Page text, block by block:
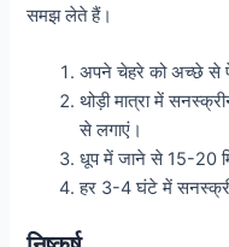
समझ लेते हैं।
अपने चेहरे को अच्छे से
थोड़ी मात्रा में
से लगाएं।
धूप में जाने से 15-20
हर 3-4 घंटे में